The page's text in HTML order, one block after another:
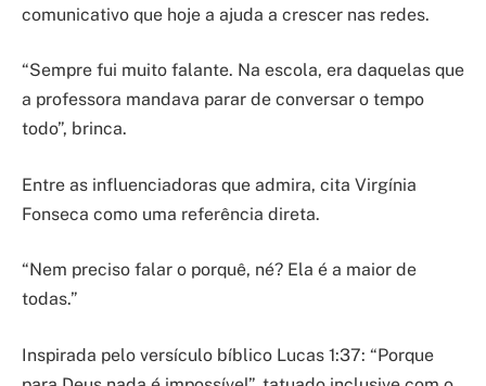
comunicativo que hoje a ajuda a crescer nas redes.
“Sempre fui muito falante. Na escola, era daquelas que
a professora mandava parar de conversar o tempo
todo”, brinca.
Entre as influenciadoras que admira, cita Virgínia
Fonseca como uma referência direta.
“Nem preciso falar o porquê, né? Ela é a maior de
todas.”
Inspirada pelo versículo bíblico Lucas 1:37: “Porque